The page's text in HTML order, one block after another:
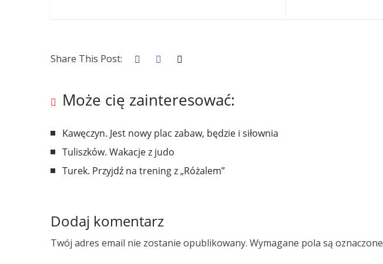
Share This Post:
Może cię zainteresować:
Kawęczyn. Jest nowy plac zabaw, będzie i siłownia
Tuliszków. Wakacje z judo
Turek. Przyjdź na trening z „Różalem”
Dodaj komentarz
Twój adres email nie zostanie opublikowany. Wymagane pola są oznaczone